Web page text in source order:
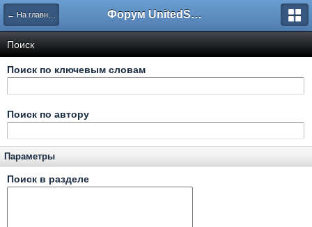
← На главную Форум UnitedSouth
Поиск
Поиск по ключевым словам
Поиск по автору
Параметры
Поиск в разделе